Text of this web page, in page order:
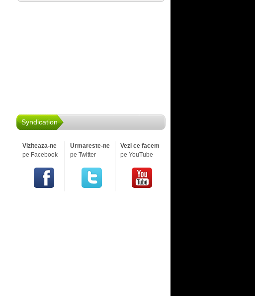
Syndication
Viziteaza-ne
pe Facebook
Urmareste-ne
pe Twitter
Vezi ce facem
pe YouTube